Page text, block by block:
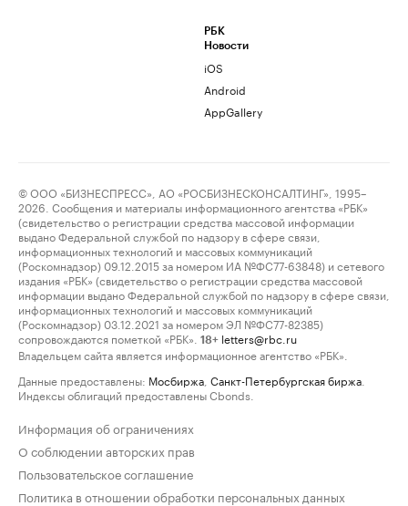
РБК
Новости
iOS
Android
AppGallery
© ООО «БИЗНЕСПРЕСС», АО «РОСБИЗНЕСКОНСАЛТИНГ», 1995–
2026. Сообщения и материалы информационного агентства «РБК»
(свидетельство о регистрации средства массовой информации
выдано Федеральной службой по надзору в сфере связи,
информационных технологий и массовых коммуникаций
(Роскомнадзор) 09.12.2015 за номером ИА №ФС77-63848) и сетевого
издания «РБК» (свидетельство о регистрации средства массовой
информации выдано Федеральной службой по надзору в сфере связи,
информационных технологий и массовых коммуникаций
(Роскомнадзор) 03.12.2021 за номером ЭЛ №ФС77-82385)
сопровождаются пометкой «РБК».
18+ letters@rbc.ru
Владельцем сайта является информационное агентство «РБК».
Данные предоставлены: Мосбиржа Санкт-Петербургская биржа
Индексы облигаций предоставлены Cbonds.
Информация об ограничениях
О соблюдении авторских прав
Пользовательское соглашение
Политика в отношении обработки персональных данных